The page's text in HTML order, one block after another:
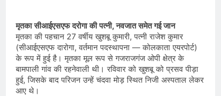
मृतका सीआईएसएफ दरोगा की पत्नी, नवजात समेत गई जान
मृतका की पहचान 27 वर्षीय खुशबू कुमारी, पत्नी राजेश कुमार
(सीआईएसएफ दारोगा, वर्तमान पदस्थापना — कोलकाता एयरपोर्ट)
के रूप में हुई है। मृतका मूल रूप से गजराजगंज ओपी क्षेत्र के
बामपाली गांव की रहनेवाली थी। रविवार को खुशबू को प्रसव पीड़ा
हुई, जिसके बाद परिजन उन्हें चंदवा मोड़ स्थित निजी अस्पताल लेकर
आए थे।